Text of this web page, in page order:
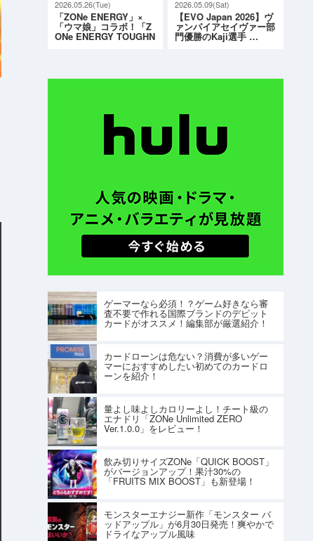
2026.05.26(Tue)
「ZONe ENERGY」×
「ウマ娘」コラボ！「Z
ONe ENERGY TOUGHN
2026.05.09(Sat)
【EVO Japan 2026】ヴ
ァンパイアセイヴァー部
門優勝のKaji選手 …
ゲーマーなら必須！？ゲーム好きなら審
査不要で作れる国際ブランドのデビット
カードがオススメ！編集部が厳選紹介！
カードローンは危ない？消費が多いゲー
マーにおすすめしたい初めてのカードロ
ーンを紹介！
量よし味よしカロリーよし！チート級の
エナドリ「ZONe Unlimited ZERO
Ver.1.0.0」をレビュー！
飲み切りサイズZONe「QUICK BOOST」
がバージョンアップ！果汁30%の
「FRUITS MIX BOOST」も新登場！
モンスターエナジー新作「モンスター バ
ッドアップル」が6月30日発売！爽やかで
ドライなアップル風味